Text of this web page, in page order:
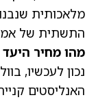
התשתית של
מהו מחיר היעד
נכון לעכשיו,